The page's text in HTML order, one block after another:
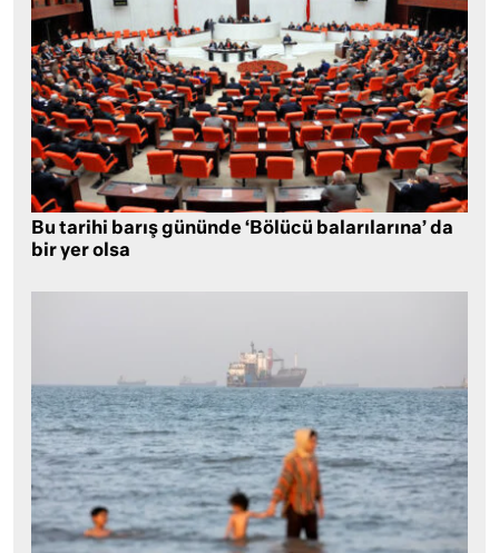
Bu tarihi barış gününde ‘Bölücü balarılarına’ da
bir yer olsa